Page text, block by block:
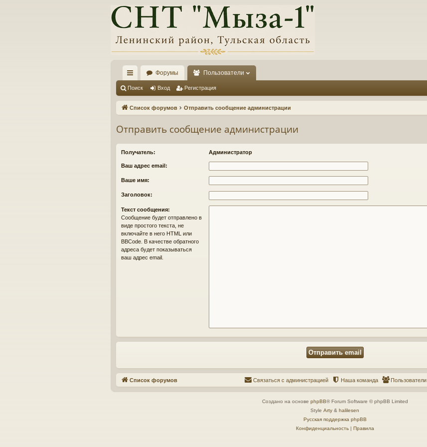
с
ы
и
Форумы Пользователи
Поиск Вход Регистрация
Список форумов Отправить сообщение администрации
Отправить сообщение администрации
Получатель: Администратор
Ваш адрес email:
Ваше имя:
Заголовок:
Текст сообщения:
Сообщение будет отправлено в
виде простого текста, не
включайте в него HTML или
BBCode. В качестве обратного
адреса будет показываться
ваш адрес email.
Список форумов Пользователи
Наша команда
Связаться с администрацией
Создано на основе phpBB® Forum Software © phpBB Limited
Style Arty & halilesen
Русская поддержка phpBB
Конфиденциальность| Правила